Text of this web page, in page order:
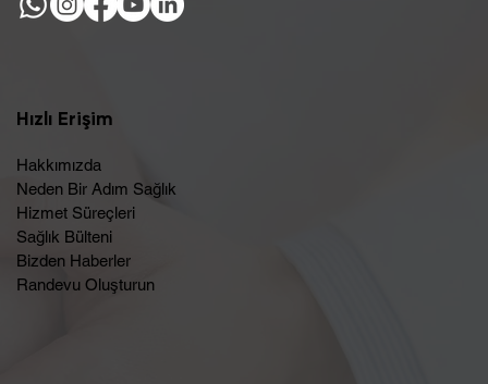
Hızlı Erişim
Hakkımızda
Neden Bir Adım Sağlık
Hizmet Süreçleri
Sağlık Bülteni
Bizden Haberler
Randevu Oluşturun​